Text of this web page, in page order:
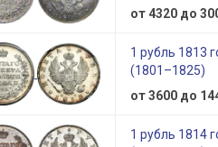
от 4320 до
1 рубль 1813
(1801–1825)
от 3600 до
1 рубль 1814